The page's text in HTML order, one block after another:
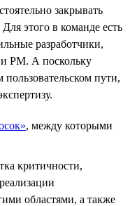
закрывать
этого в команде есть
разработчики,
PM. А поскольку
пути,
, между которыми
критичности,
областями, а также